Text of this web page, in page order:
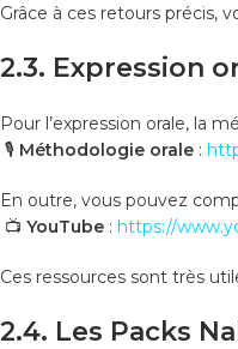
Grâce à ces retours précis,
2.3. Expression
Pour l’expression orale, la
🎙️ Méthodologie orale :
En outre, vous pouvez
📺 YouTube : https://
Ces ressources sont très
2.4. Les Packs